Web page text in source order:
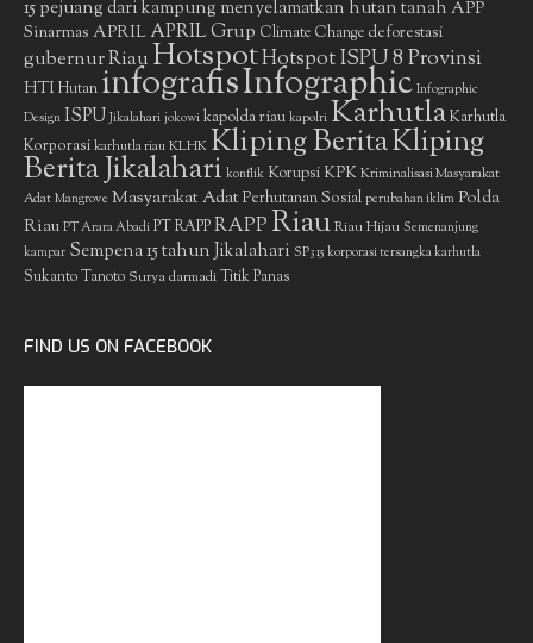
15 pejuang dari kampung menyelamatkan hutan tanah APP
Sinarmas APRIL APRIL Grup Climate Change deforestasi
gubernur RiauHotspotHotspot ISPU 8 Provinsi
HTIHutan infografisInfographic Infographic
Design ISPU Jikalahari jokowi kapolda riau kapolri KarhutlaKarhutla
Korporasikarhutla riauKLHKKliping BeritaKliping
Berita Jikalahari konflik Korupsi KPKKriminalisasi Masyarakat
Adat Mangrove Masyarakat AdatPerhutanan Sosial perubahan iklim Polda
Riau PT Arara Abadi PT RAPPRAPPRiauRiau Hijau Semenanjung
kampar Sempena 15 tahun Jikalahari SP3 15 korporasi tersangka karhutla
Sukanto Tanoto Surya darmadiTitik Panas
FIND US ON FACEBOOK